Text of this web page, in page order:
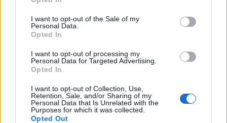
use your data for below specified purposes in below Google
consent section.
I want to opt-out of the Sale of my
Personal Data.
Opted In
I want to opt-out of processing my
Personal Data for Targeted Advertising.
Opted In
I want to opt-out of Collection, Use,
Retention, Sale, and/or Sharing of my
Personal Data that Is Unrelated with the
Purposes for which it was collected.
Opted Out
Martina Agostina Diturco
I nostri cari